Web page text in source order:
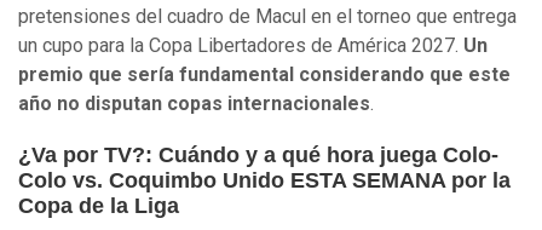
pretensiones del cuadro de Macul en el torneo que entrega
un cupo para la Copa Libertadores de América 2027. Un
premio que sería fundamental considerando que este
año no disputan copas internacionales
¿Va por TV?: Cuándo y a qué hora juega Colo-
Colo vs. Coquimbo Unido ESTA SEMANA por la
Copa de la Liga